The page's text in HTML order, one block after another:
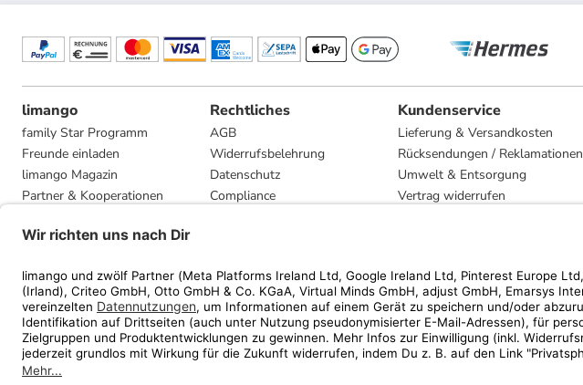
limango
family Star Programm
Freunde einladen
limango Magazin
Partner & Kooperationen
Presse
Rechtliches
AGB
Widerrufsbelehrung
Datenschutz
Compliance
Kundenservice
Lieferung & Versandkosten
Rücksendungen / Reklamationen
Umwelt & Entsorgung
Vertrag widerrufen